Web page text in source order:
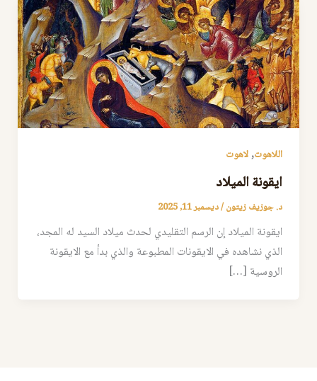
اللاهوت,لاهوت
ايقونة الميلاد
د. جوزيف زيتون/ديسمبر 11, 2025
ايقونة الميلاد إن الرسم التقليدي لحدث ميلاد السيد له المجد،
الذي نشاهده في الايقونات المطبوعة والذي بدأ مع الايقونة
الروسية […]